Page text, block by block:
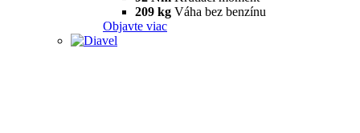
209 kg Váha bez benzínu
Objavte viac